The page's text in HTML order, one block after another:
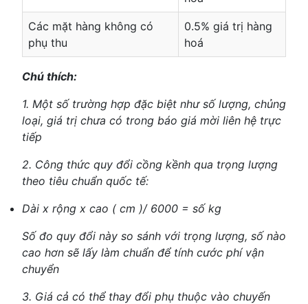
Các mặt hàng không có
phụ thu
0.5% giá trị hàng
hoá
Chú thích:
1. Một số trường hợp đặc biệt như số lượng, chủng
loại, giá trị chưa có trong báo giá mời liên hệ trực
tiếp
2. Công thức quy đổi cồng kềnh qua trọng lượng
theo tiêu chuẩn quốc tế:
Dài x rộng x cao ( cm )/ 6000 = số kg
Số đo quy đổi này so sánh với trọng lượng, số nào
cao hơn sẽ lấy làm chuẩn để tính cước phí vận
chuyển
3. Giá cả có thể thay đổi phụ thuộc vào chuyến